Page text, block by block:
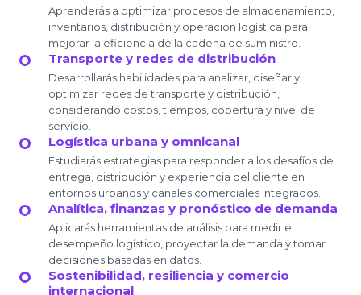
Aprenderás a optimizar procesos de almacenamiento,
inventarios, distribución y operación logística para
mejorar la eficiencia de la cadena de suministro.
Transporte y redes de distribución
Desarrollarás habilidades para analizar, diseñar y
optimizar redes de transporte y distribución,
considerando costos, tiempos, cobertura y nivel de
servicio.
Logística urbana y omnicanal
Estudiarás estrategias para responder a los desafíos de
entrega, distribución y experiencia del cliente en
entornos urbanos y canales comerciales integrados.
Analítica, finanzas y pronóstico de demanda
Aplicarás herramientas de análisis para medir el
desempeño logístico, proyectar la demanda y tomar
decisiones basadas en datos.
Sostenibilidad, resiliencia y comercio
internacional